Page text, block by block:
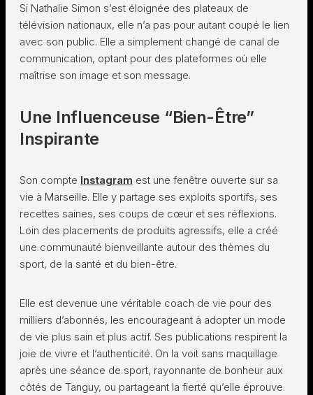
Si Nathalie Simon s’est éloignée des plateaux de
télévision nationaux, elle n’a pas pour autant coupé le lien
avec son public. Elle a simplement changé de canal de
communication, optant pour des plateformes où elle
maîtrise son image et son message.
Une Influenceuse “Bien-Être”
Inspirante
Son compte Instagram est une fenêtre ouverte sur sa
vie à Marseille. Elle y partage ses exploits sportifs, ses
recettes saines, ses coups de cœur et ses réflexions.
Loin des placements de produits agressifs, elle a créé
une communauté bienveillante autour des thèmes du
sport, de la santé et du bien-être.
Elle est devenue une véritable coach de vie pour des
milliers d’abonnés, les encourageant à adopter un mode
de vie plus sain et plus actif. Ses publications respirent la
joie de vivre et l’authenticité. On la voit sans maquillage
après une séance de sport, rayonnante de bonheur aux
côtés de Tanguy, ou partageant la fierté qu’elle éprouve